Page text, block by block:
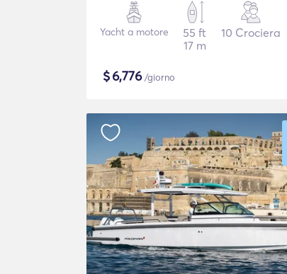
Yacht a motore
55 ft
17 m
10 Crociera
$6,776/giorno